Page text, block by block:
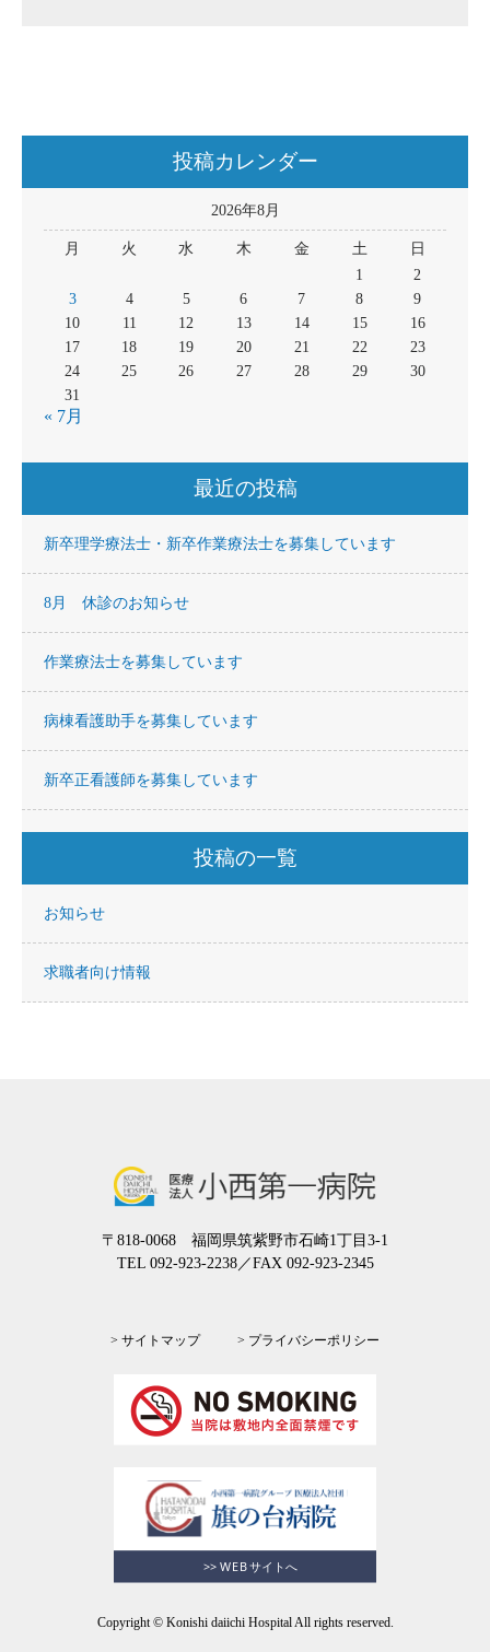
投稿カレンダー
2026年8月
月 火 水 木 金 土
日
1
2
3
4 5 6 7 8
9
10
11 12 13 14 15
16
17
18 19 20 21 22
23
24
25 26 27 28 29
30
31
« 7月
最近の投稿
新卒理学療法士・新卒作業療法士を募集しています
8月 休診のお知らせ
作業療法士を募集しています
病棟看護助手を募集しています
新卒正看護師を募集しています
投稿の一覧
お知らせ
求職者向け情報
〒818-0068 福岡県筑紫野市石崎1丁目3-1
TEL 092-923-2238／FAX 092-923-2345
> サイトマップ > プライバシーポリシー
Copyright © Konishi daiichi Hospital All rights reserved.